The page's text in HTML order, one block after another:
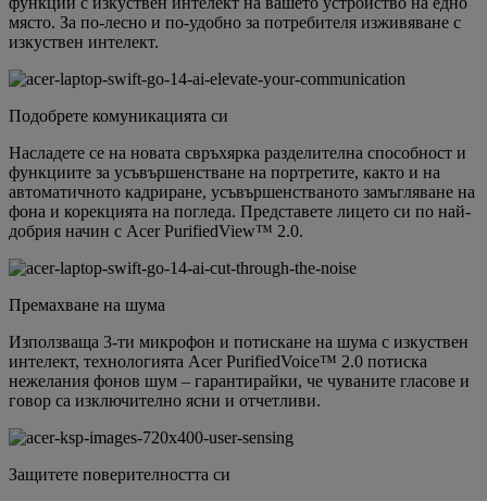
място. За по-лесно и по-удобно за потребителя изживяване с
изкуствен интелект.
Подобрете комуникацията си
Насладете се на новата свръхярка разделителна способност и
функциите за усъвършенстване на портретите, както и на
автоматичното кадриране, усъвършенстваното замъгляване на
фона и корекцията на погледа. Представете лицето си по най-
добрия начин с Acer PurifiedView™ 2.0.
Премахване на шума
Използваща 3-ти микрофон и потискане на шума с изкуствен
интелект, технологията Acer PurifiedVoice™ 2.0 потиска
нежелания фонов шум – гарантирайки, че чуваните гласове и
говор са изключително ясни и отчетливи.
Защитете поверителността си